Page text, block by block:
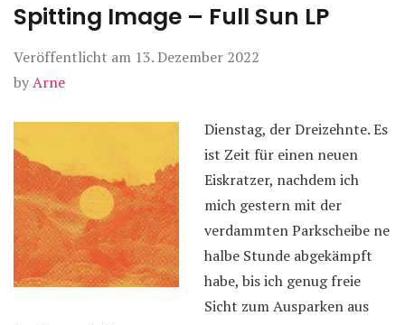
Spitting Image – Full Sun LP
Veröffentlicht am 13. Dezember 2022
byArne
Dienstag, der Dreizehnte. Es
ist Zeit für einen neuen
Eiskratzer, nachdem ich
mich gestern mit der
verdammten Parkscheibe ne
halbe Stunde abgekämpft
habe, bis ich genug freie
Sicht zum Ausparken aus